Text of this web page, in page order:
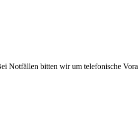
Notfällen bitten wir um telefonische